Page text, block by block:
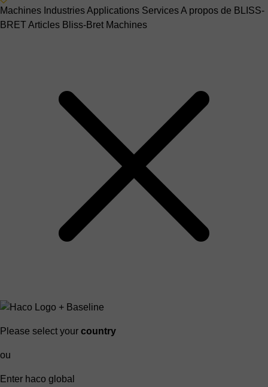
Machines IndustriesApplications ServicesA propos de BLISS-
BRETArticles Bliss-Bret Machines
Please select your country
ou
Enter haco global